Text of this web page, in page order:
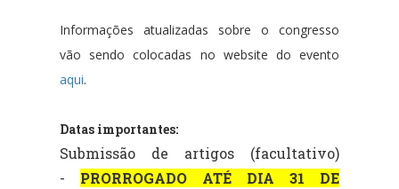
Informações atualizadas sobre o congresso
vão sendo colocadas no website do evento
aqui.
Datas importantes:
Submissão de artigos (facultativo)
-
PRORROGADO ATÉ DIA 31 DE